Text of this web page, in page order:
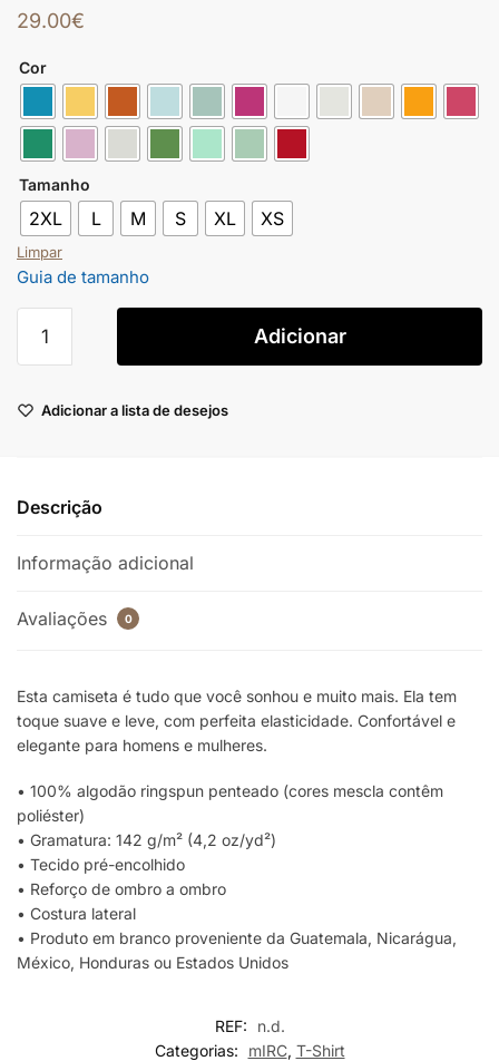
29.00€
Cor
Tamanho
2XL L M S XL XS
Limpar
Guia de tamanho
Adicionar
Adicionar a lista de desejos
Descrição
Informação adicional
Avaliações 0
Esta camiseta é tudo que você sonhou e muito mais. Ela tem
toque suave e leve, com perfeita elasticidade. Confortável e
elegante para homens e mulheres.
• 100% algodão ringspun penteado (cores mescla contêm
poliéster)
• Gramatura: 142 g/m² (4,2 oz/yd²)
• Tecido pré-encolhido
• Reforço de ombro a ombro
• Costura lateral
• Produto em branco proveniente da Guatemala, Nicarágua,
México, Honduras ou Estados Unidos
REF:
n.d.
Categorias:
mIRC, T-Shirt